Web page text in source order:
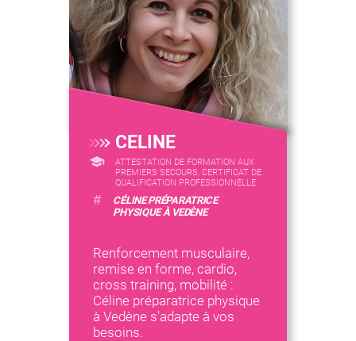
CELINE
ATTESTATION DE FORMATION AUX
PREMIERS SECOURS, CERTIFICAT DE
QUALIFICATION PROFESSIONNELLE
#
CÉLINE PRÉPARATRICE
PHYSIQUE À VEDÈNE
Renforcement musculaire,
remise en forme, cardio,
cross training, mobilité :
Céline préparatrice physique
à Vedène s'adapte à vos
besoins.